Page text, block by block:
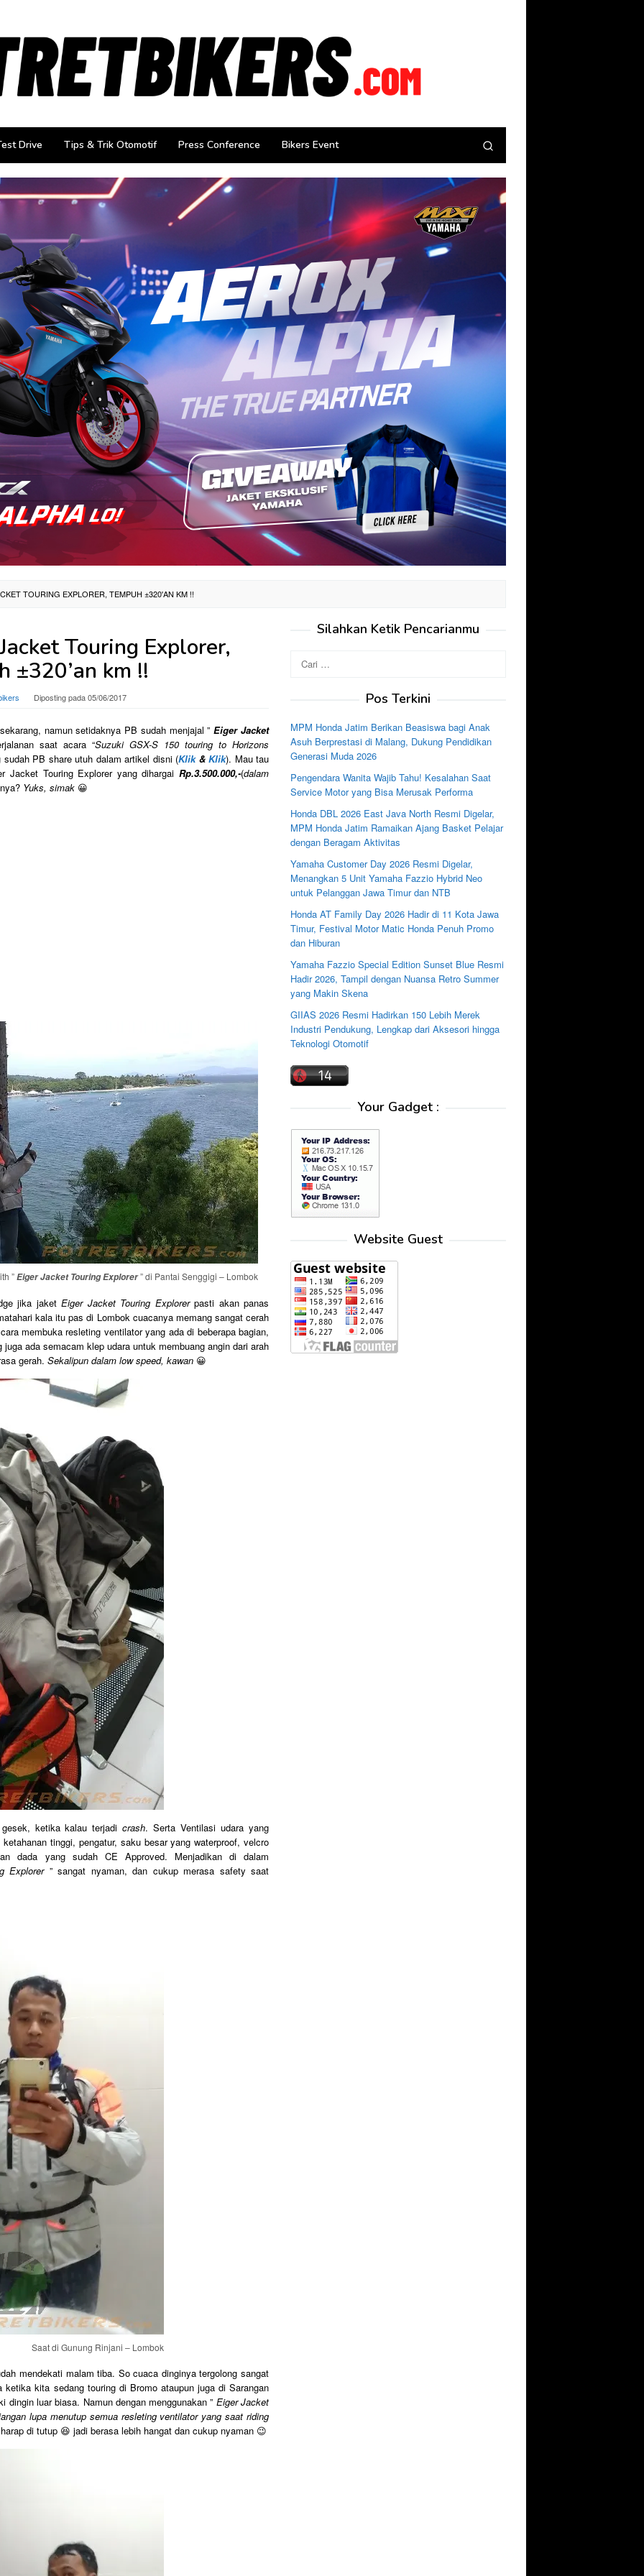
Drive Tips & Trik Otomotif Press Conference Bikers Event
TOURING EXPLORER, TEMPUH ±320'AN KM !!
Touring Explorer,
±320’an km !!
Diposting pada05/06/2017
namun setidaknya PB sudah menjajal ”Eiger Jacket
saat acara “Suzuki GSX-S 150 touring to Horizons
sudah PB share utuh dalam artikel disni (Klik&Klik). Mau tau
Jacket Touring Explorer yang dihargai Rp.3.500.000,-(dalam
Yuks, simak 😀
”Eiger Jacket Touring Explorer” di Pantai Senggigi – Lombok
jika jaket Eiger Jacket Touring Explorerpasti akan panas
kala itu pas di Lombok cuacanya memang sangat cerah
membuka resleting ventilator yang ada di beberapa bagian,
ada semacam klep udara untuk membuang angin dari arah
gerah. Sekalipun dalam low speed, kawan 😀
gesek, ketika kalau terjadicrash. Serta Ventilasi udara yang
tinggi, pengatur, saku besar yang waterproof, velcro
dada yang sudah CE Approved. Menjadikan di dalam
Explorer” sangat nyaman, dan cukup merasa safety saat
Saat di Gunung Rinjani – Lombok
mendekati malam tiba. So cuaca dinginya tergolong sangat
kita sedang touring di Bromo ataupun juga di Sarangan
dingin luar biasa. Namun dengan menggunakan ” Eiger Jacket
lupa menutup semua resleting ventilator yang saat riding
di tutup 😆 jadi berasa lebih hangat dan cukup nyaman 😉
Silahkan Ketik Pencarianmu
untuk:
Pos Terkini
MPM Honda Jatim Berikan Beasiswa bagi Anak
Asuh Berprestasi di Malang, Dukung Pendidikan
Generasi Muda 2026
Pengendara Wanita Wajib Tahu! Kesalahan Saat
Service Motor yang Bisa Merusak Performa
Honda DBL 2026 East Java North Resmi Digelar,
MPM Honda Jatim Ramaikan Ajang Basket Pelajar
dengan Beragam Aktivitas
Yamaha Customer Day 2026 Resmi Digelar,
Menangkan 5 Unit Yamaha Fazzio Hybrid Neo
untuk Pelanggan Jawa Timur dan NTB
Honda AT Family Day 2026 Hadir di 11 Kota Jawa
Timur, Festival Motor Matic Honda Penuh Promo
dan Hiburan
Yamaha Fazzio Special Edition Sunset Blue Resmi
Hadir 2026, Tampil dengan Nuansa Retro Summer
yang Makin Skena
GIIAS 2026 Resmi Hadirkan 150 Lebih Merek
Industri Pendukung, Lengkap dari Aksesori hingga
Teknologi Otomotif
Your Gadget :
Website Guest